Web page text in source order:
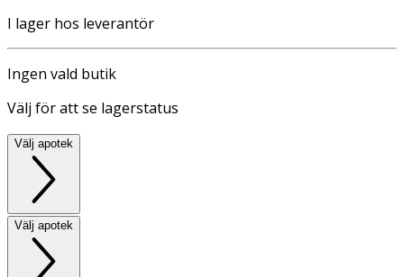
I lager hos leverantör
Ingen vald butik
Välj för att se lagerstatus
Välj apotek
Välj apotek